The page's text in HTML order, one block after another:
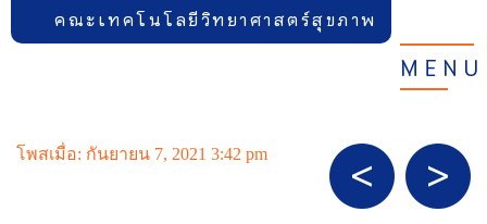
MENU
คณะเทคโนโลยีวิทยาศาสตร์สุขภาพ
โพสเมื่อ: กันยายน 7, 2021 3:42 pm